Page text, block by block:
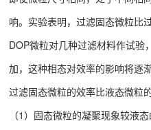
响。实验表明，过滤固态微粒比
DOP微粒对几种过滤材料作试验
加，这种相态对效率的影响将逐渐
过滤固态微粒的效率比液态微粒
（1）固态微粒的凝聚现象较液态